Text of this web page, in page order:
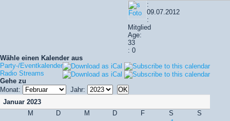
:
09.07.2012
:
Mitglied
Age:
33
: 0
Wähle einen Kalender aus
Party-/Eventkalender
Radio Streams
Gehe zu
Monat:
Jahr:
Januar 2023
M
D M D F S
S